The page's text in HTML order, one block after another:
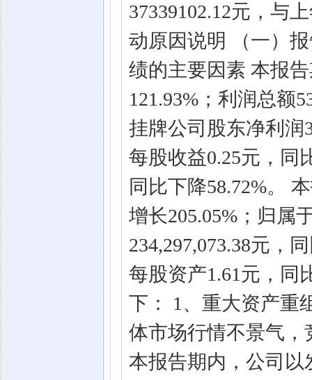
37339102.12元，与
动原因说明 （一）
绩的主要因素 本报
121.93%；利润总额
挂牌公司股东净利润
每股收益0.25元，同
同比下降58.72%。
增长205.05%；归属
234,297,073.38元，
每股资产1.61元，同
下： 1、重大资产重
体市场行情不景气
本报告期内，公司